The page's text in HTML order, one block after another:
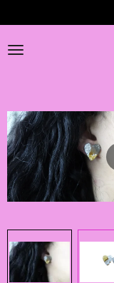
au
contenu
principal